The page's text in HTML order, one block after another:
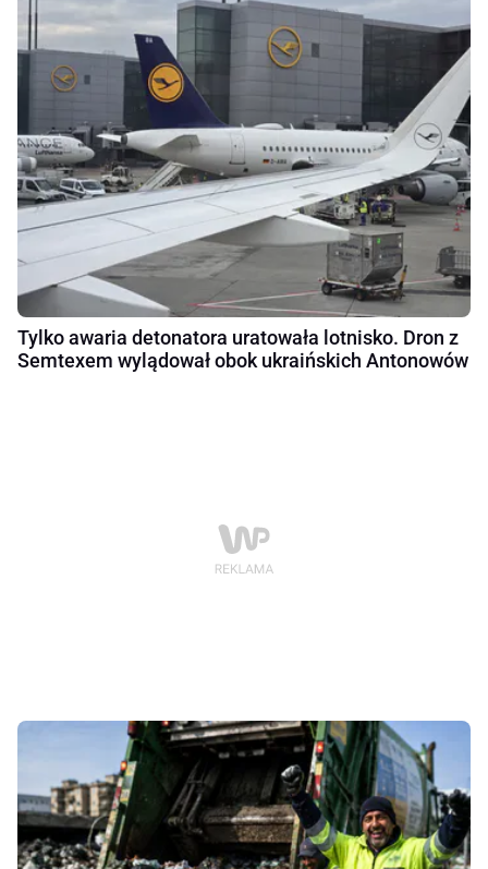
Tylko awaria detonatora uratowała lotnisko. Dron z
Semtexem wylądował obok ukraińskich Antonowów